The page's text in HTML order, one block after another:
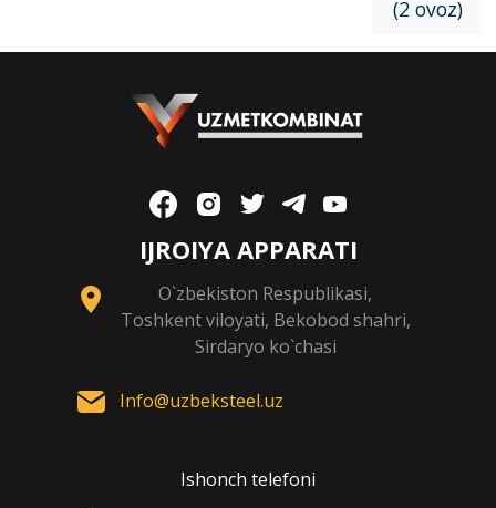
(2 ovoz)
IJROIYA APPARATI
O`zbekiston Respublikasi,
Toshkent viloyati, Bekobod shahri,
Sirdaryo ko`chasi
Info@uzbeksteel.uz
Ishonch telefoni